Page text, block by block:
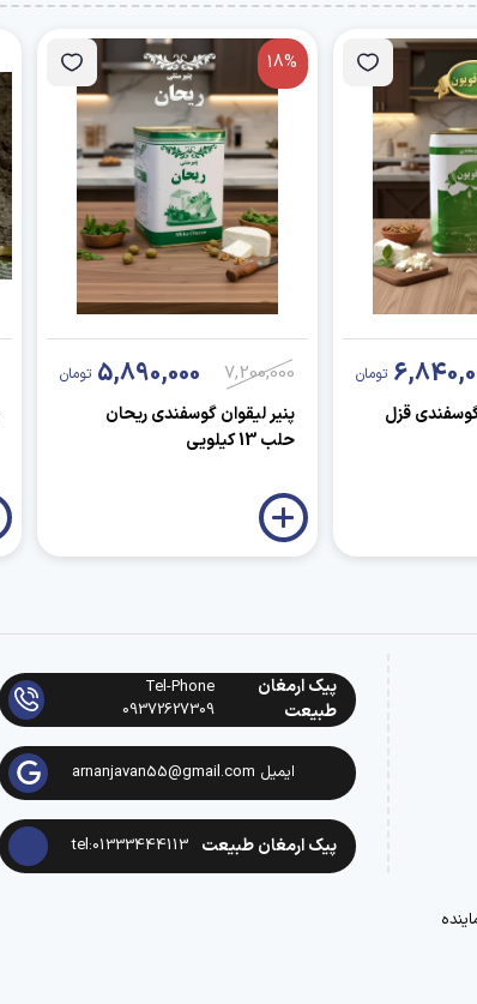
تومان
گوسفندی قزل
18%
7,200,000
5,890,000 تومان
پنیر لیقوان گوسفندی ریحان
حلب 13 کیلویی
پیک ارمغان
طبیعت
Tel-Phone
09372627309
ایمیل arnanjavan55@gmail.com
پیک ارمغان طبیعت tel:01333444113